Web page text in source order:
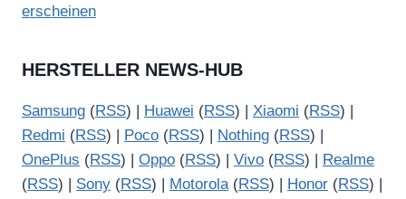
erscheinen
HERSTELLER NEWS-HUB
Samsung (RSS) | Huawei (RSS) | Xiaomi (RSS) |
Redmi (RSS) | Poco (RSS) | Nothing (RSS) |
OnePlus (RSS) | Oppo (RSS) | Vivo (RSS) |
Realme
(RSS) | Sony (RSS) | Motorola(RSS) | Honor (RSS) |